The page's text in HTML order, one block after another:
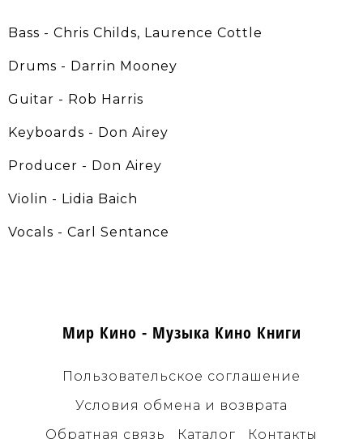
Bass - Chris Childs, Laurence Cottle
Drums - Darrin Mooney
Guitar - Rob Harris
Keyboards - Don Airey
Producer - Don Airey
Violin - Lidia Baich
Vocals - Carl Sentance
Мир Кино - Музыка Кино Книги
Пользовательское соглашение
Условия обмена и возврата
Обратная связь
Каталог Контакты